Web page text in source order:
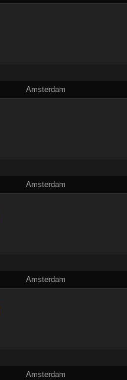
Amsterdam
Amsterdam
Amsterdam
Amsterdam